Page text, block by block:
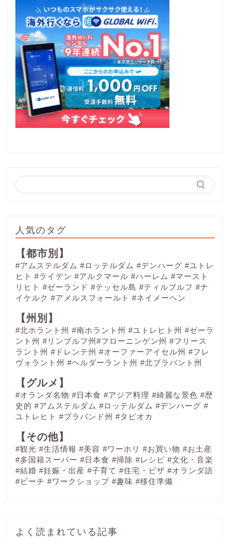
人気のタグ
【都市別】
#アムステルダム #ロッテルダム #デンハーグ #ユトレ
ヒト #ライデン #アルクマール #ハーレム #マースト
リヒト #ゼーランド #テッセル島 #ティルブルフ #ナ
イケルク #アメルスフォールト #ネイメーヘン
【州別】
#北ホラント州 #南ホラント州 #ユトレヒト州 #ゼーラ
ント州 #リンブルフ州#フローニンゲン州 #フリース
ラント州 #ドレンテ州 #オーファーアイセル州 #フレ
ヴォラント州 #ヘルダーラント州 #北ブラバント州
【グルメ】
#オランダ名物 #日本食 #アジア料理 #綺麗な景色 #歴
史的 #アムステルダム #ロッテルダム #デンハーグ #
ユトレヒト #ブラバンド州 #タピオカ
【その他】
#観光 #生活情報 #美容 #ワーホリ #お買い物 #お土産
#多国籍スーパー #日本食 #掃除 #レシピ #文化・音楽
#結婚 #妊娠・出産 #子育て #住宅・ビザ #オランダ語
#ビーチ #ワークショップ #趣味 #移住準備
よく読まれている記事